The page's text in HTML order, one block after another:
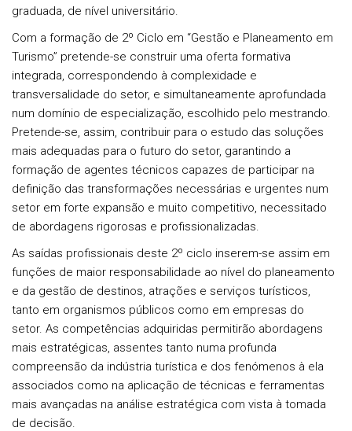
graduada, de nível universitário.
Com a formação de 2º Ciclo em “Gestão e Planeamento em
Turismo” pretende-se construir uma oferta formativa
integrada, correspondendo à complexidade e
transversalidade do setor, e simultaneamente aprofundada
num domínio de especialização, escolhido pelo mestrando.
Pretende-se, assim, contribuir para o estudo das soluções
mais adequadas para o futuro do setor, garantindo a
formação de agentes técnicos capazes de participar na
definição das transformações necessárias e urgentes num
setor em forte expansão e muito competitivo, necessitado
de abordagens rigorosas e profissionalizadas.
As saídas profissionais deste 2º ciclo inserem-se assim em
funções de maior responsabilidade ao nível do planeamento
e da gestão de destinos, atrações e serviços turísticos,
tanto em organismos públicos como em empresas do
setor. As competências adquiridas permitirão abordagens
mais estratégicas, assentes tanto numa profunda
compreensão da indústria turística e dos fenómenos à ela
associados como na aplicação de técnicas e ferramentas
mais avançadas na análise estratégica com vista à tomada
de decisão.